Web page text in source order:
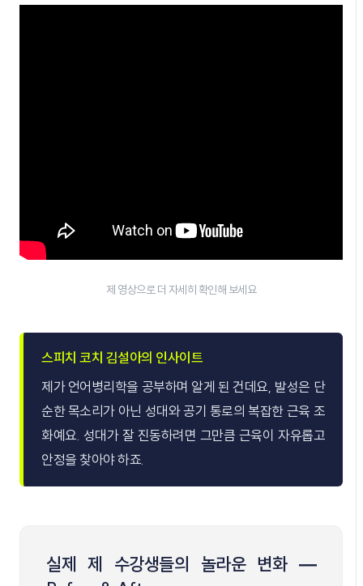
제 영상으로 더 자세히 확인해 보세요
스피치 코치 김설아의 인사이트
제가 언어병리학을 공부하며 알게 된 건데요, 발성은 단
순한 목소리가 아닌 성대와 공기 통로의 복잡한 근육 조
화예요. 성대가 잘 진동하려면 그만큼 근육이 자유롭고
안정을 찾아야 하죠.
실제 제 수강생들의 놀라운 변화 —